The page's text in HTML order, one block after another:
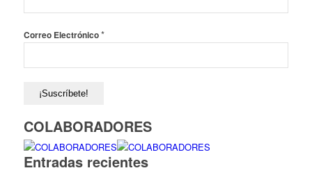
Correo Electrónico*
COLABORADORES
Entradas recientes